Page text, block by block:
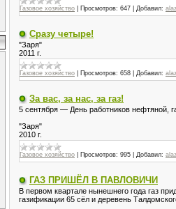
Газовое хозяйство Просмотров: 647 Добавил:
Сразу четыре!
"Заря"
2011 г.
Газовое хозяйство Просмотров: 658 Добавил:
За вас, за нас, за газ!
5 сентября — День работников нефтяной,
"Заря"
2010 г.
Газовое хозяйство Просмотров: 995 Добавил:
ГАЗ ПРИШЁЛ В ПАВЛОВИЧИ
В первом квартале нынешнего года газ
газификации 65 сёл и деревень